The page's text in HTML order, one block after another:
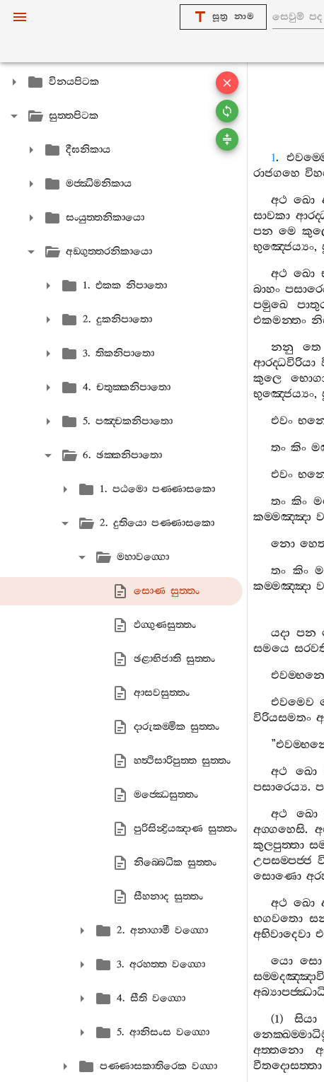
සූත්‍ර නාම
විනයපිටක
සුත‍්තපිටක
දීඝනිකාය
මජ‍්ඣිමනිකාය
සංයුත‍්තනිකායො
අඞ‍්ගුත‍්තරනිකායො
1. එකක නිපාතො
2. දුකනිපාතො
3. තිකනිපාතො
4. චතුක‍්කනිපාතො
5. පඤ‍්චකනිපාතො
6. ඡක‍්කනිපාතො
1. පඨමො පණ‍්ණාසකො
2. දුතියො පණ‍්ණාසකො
මහාවග‍්ගො
සොණ සුත‍්තං
ඵග‍්ගුණසුත‍්තං
ඡළාභිජාති සුත‍්තං
ආසවසුත‍්තං
දාරුකම‍්මික සුත‍්තං
හත්‍ථිසාරිපුත‍්ත සුත‍්තං
මජ‍්ඣෙසුත‍්තං
පුරිසින්‍ද්‍රියඤාණ සුත‍්තං
නිබ‍්බෙධික සුත‍්තං
සීහනාද සුත‍්තං
2. අනාගාමී වග‍්ගො
3. අරහත‍්ත වග‍්ගො
4. සීති වග‍්ගො
5. ආනිසංස වග‍්ගො
පණ‍්ණාසකාතිරෙක වග‍්ගා
1.
රාජගහෙ
අථ ඛො
සාවකා
පන මෙ
භුඤ‍්ජෙය්‍යං,
අථ ඛො
බාහං
පමුඛෙ
එකමන‍්තං
නනු
තෙ
ආරද‍්ධවිරියා
කුලෙ
භුඤ‍්ජෙය්‍යං,
එවං
තං කිං
එවං
තං කිං
කම‍්මඤ‍්ඤා
නො
තං කිං
කම‍්මඤ‍්ඤා
යදා පන
සමයෙ
එවමෙව
විරියසමතං
”
අථ
ඛො
පසාරෙය්‍ය.
අථ
ඛො
අග‍්ගහෙසි.
කුලපුත‍්තා
උපසම‍්පජ‍්ජ
සොණො
අථ ඛො
භගවතො
අභිවාදෙවා
යො සො
(1) සියා
අත‍්තනො
වීතදොසත‍්තා